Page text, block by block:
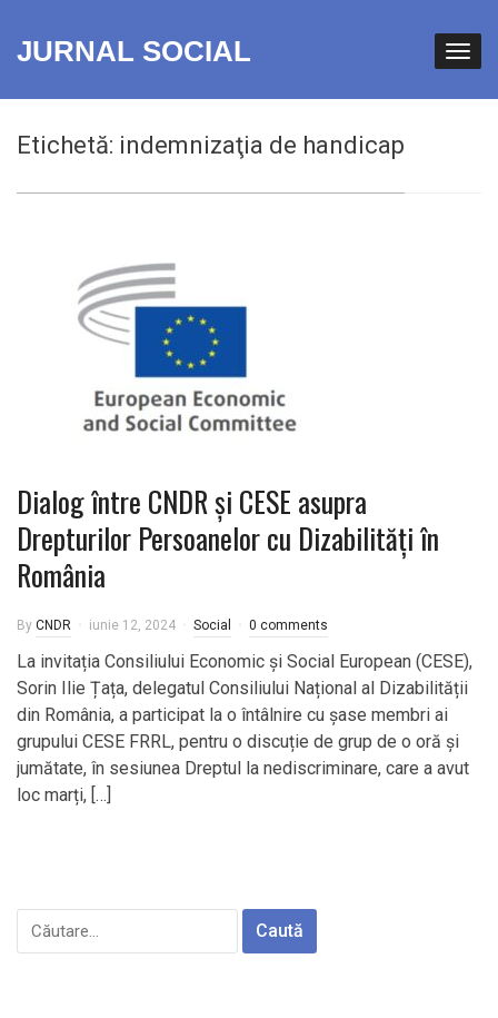
JURNAL SOCIAL
Etichetă: indemnizaţia de handicap
Dialog între CNDR și CESE asupra
Drepturilor Persoanelor cu Dizabilități în
România
By CNDR iunie 12, 2024 Social 0 comments
La invitația Consiliului Economic și Social European (CESE),
Sorin Ilie Țața, delegatul Consiliului Național al Dizabilității
din România, a participat la o întâlnire cu șase membri ai
grupului CESE FRRL, pentru o discuție de grup de o oră și
jumătate, în sesiunea Dreptul la nediscriminare, care a avut
loc marți, […]
Caută
după: